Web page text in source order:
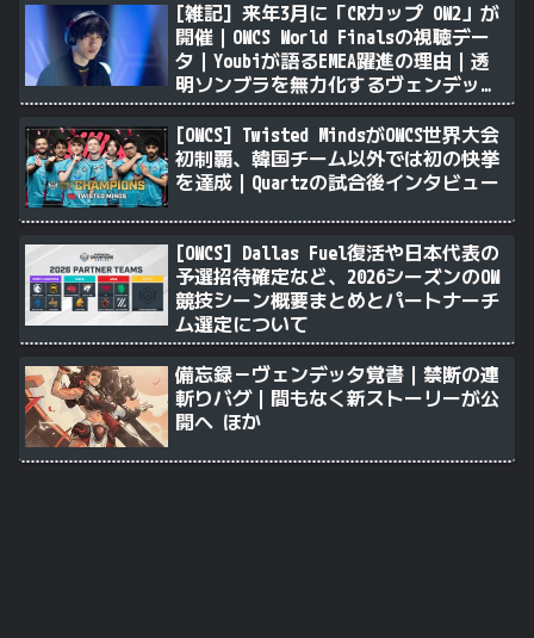
[雑記] 来年3月に「CRカップ OW2」が
開催｜OWCS World Finalsの視聴デー
タ｜Youbiが語るEMEA躍進の理由｜透
明ソンブラを無力化するヴェンデッタ
｜Stalk3rが久々のツィート ほか
[OWCS] Twisted MindsがOWCS世界大会
初制覇、韓国チーム以外では初の快挙
を達成｜Quartzの試合後インタビュー
[OWCS] Dallas Fuel復活や日本代表の
予選招待確定など、2026シーズンのOW
競技シーン概要まとめとパートナーチ
ム選定について
備忘録－ヴェンデッタ覚書｜禁断の連
斬りバグ｜間もなく新ストーリーが公
開へ ほか